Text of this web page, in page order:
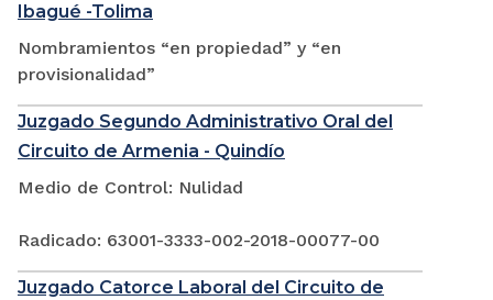
Ibagué -Tolima
Nombramientos “en propiedad” y “en
provisionalidad”
Juzgado Segundo Administrativo Oral del
Circuito de Armenia - Quindío
Medio de Control: Nulidad
Radicado: 63001-3333-002-2018-00077-00
Juzgado Catorce Laboral del Circuito de